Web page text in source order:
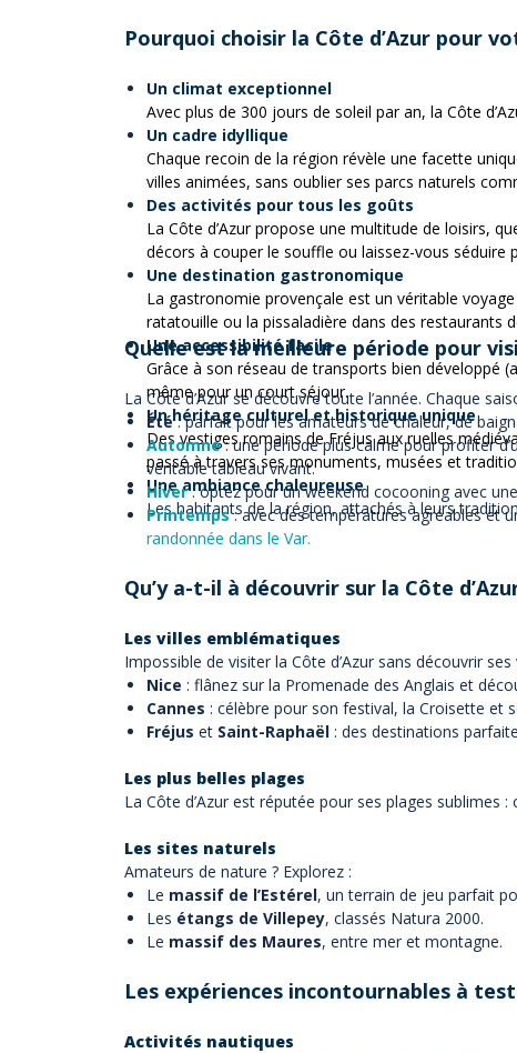
Pourquoi choisir la Côte d’Azur pour
Un climat exceptionnel
Avec plus de 300 jours de soleil par an, la Côte
Un cadre idyllique
Chaque recoin de la région révèle une facette
villes animées, sans oublier ses parcs naturels
Des activités pour tous les goûts
La Côte d’Azur propose une multitude de loisirs,
décors à couper le souffle ou laissez-vous
Une destination gastronomique
La gastronomie provençale est un véritable
ratatouille ou la pissaladière dans des restaurants
Une accessibilité facile
Grâce à son réseau de transports bien développé
même pour un court séjour.
Un héritage culturel et historique unique
Des vestiges romains de Fréjus aux ruelles
passé à travers ses monuments, musées et
Une ambiance chaleureuse
Les habitants de la région, attachés à leurs
Quelle est la meilleure période pour
La Côte d’Azur se découvre toute l’année. Chaque
Été: parfait pour les amateurs de chaleur, de
Automne : une période plus calme pour profiter
véritable tableau vivant.
Hiver : optez pour un weekend cocooning avec
Printemps: avec des températures agréables et
randonnée dans le Var.
Qu’y a-t-il à découvrir sur la Côte
Les villes emblématiques
Impossible de visiter la Côte d’Azur sans découvrir
Nice : flânez sur la Promenade des Anglais et
Cannes : célèbre pour son festival, la Croisette et
Fréjus et Saint-Raphaël : des destinations
Les plus belles plages
La Côte d’Azur est réputée pour ses plages sublimes
Les sites naturels
Amateurs de nature ? Explorez :
Le massif de l’Estérel, un terrain de jeu parfait
Les étangs de Villepey, classés Natura 2000.
Le massif des Maures, entre mer et montagne.
Les expériences incontournables à
Activités nautiques